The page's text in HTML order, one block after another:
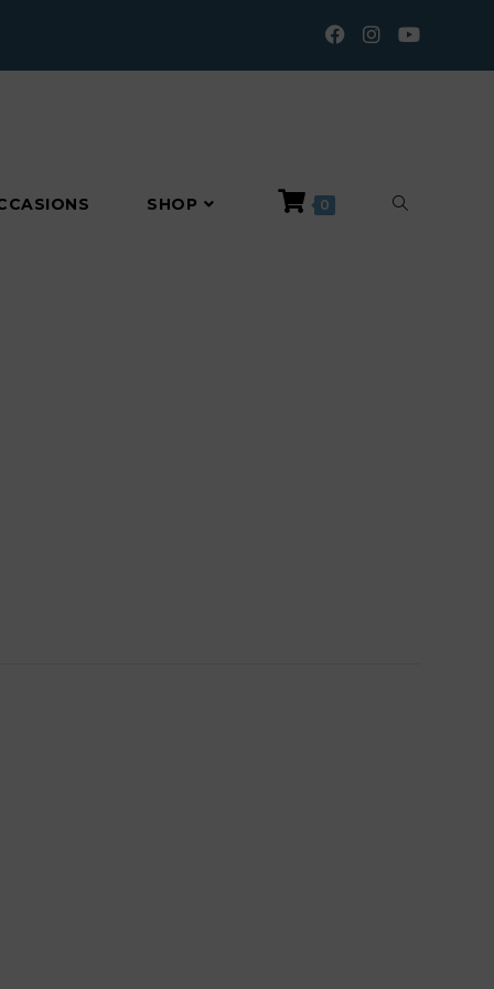
SHOP 0 TOGGLE